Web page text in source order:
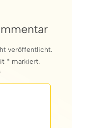
veröffentlicht.
* markiert.